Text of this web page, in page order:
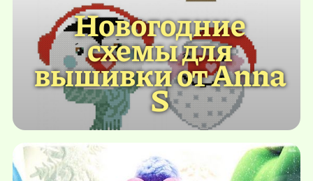
Новогодние
схемы для
вышивки от Anna
S